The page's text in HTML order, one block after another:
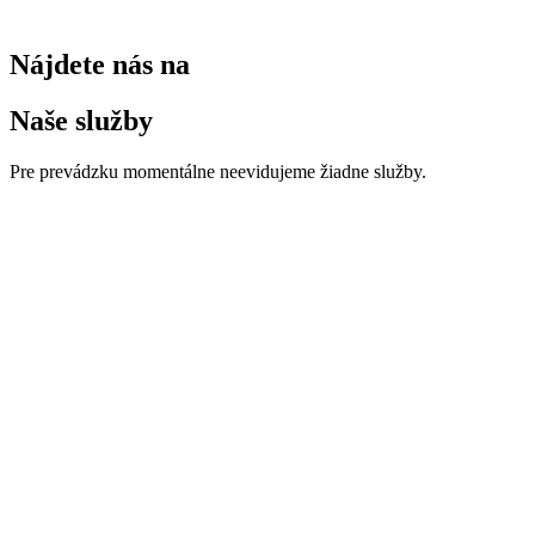
Nájdete nás na
Naše služby
Pre prevádzku momentálne neevidujeme žiadne služby.